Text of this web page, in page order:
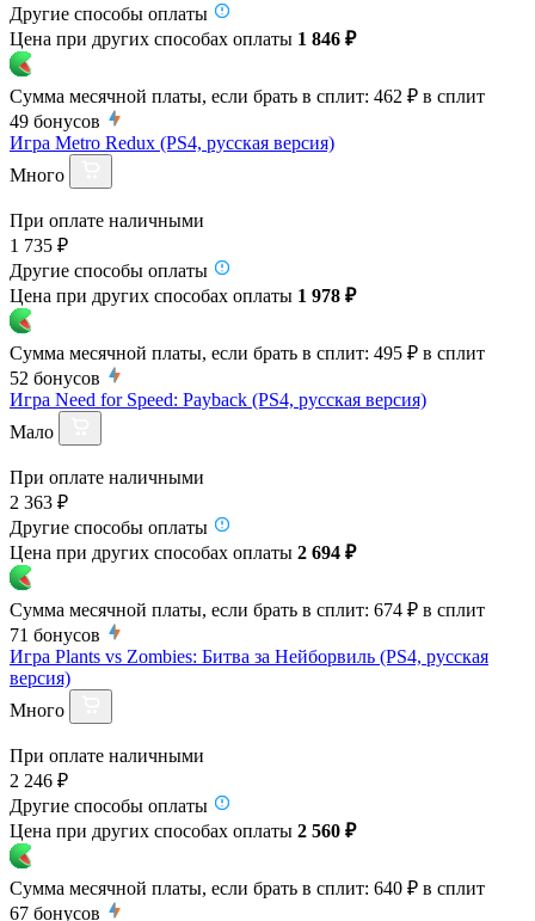
Другие способы оплаты
Цена при других способах оплаты 1 846 ₽
Сумма месячной платы, если брать в сплит: 462 ₽ в сплит
49 бонусов
Игра Metro Redux (PS4, русская версия)
Много
При оплате наличными
1 735 ₽
Другие способы оплаты
Цена при других способах оплаты 1 978 ₽
Сумма месячной платы, если брать в сплит: 495 ₽ в сплит
52 бонусов
Игра Need for Speed: Payback (PS4, русская версия)
Мало
При оплате наличными
2 363 ₽
Другие способы оплаты
Цена при других способах оплаты 2 694 ₽
Сумма месячной платы, если брать в сплит: 674 ₽ в сплит
71 бонусов
Игра Plants vs Zombies: Битва за Нейборвиль (PS4, русская
версия)
Много
При оплате наличными
2 246 ₽
Другие способы оплаты
Цена при других способах оплаты 2 560 ₽
Сумма месячной платы, если брать в сплит: 640 ₽ в сплит
67 бонусов